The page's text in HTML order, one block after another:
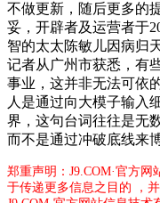
不做更新，随后更多的
妥，开辟者及运营者于
智的太太陈敏儿因病归
记者从广州市获悉，有
事业，这并非无法可依
人是通过向大模子输入
界，这句台词往往是无
而不是通过冲破底线来
郑重声明：J9.COM·官方
于传递更多信息之目的 ，